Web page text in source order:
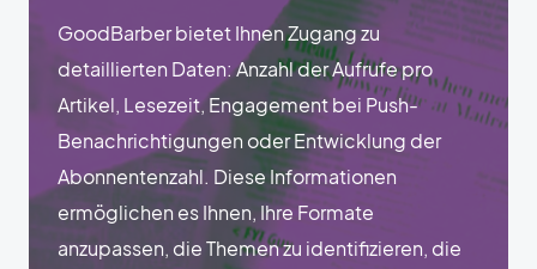
GoodBarber bietet Ihnen Zugang zu
detaillierten Daten: Anzahl der Aufrufe pro
Artikel, Lesezeit, Engagement bei Push-
Benachrichtigungen oder Entwicklung der
Abonnentenzahl. Diese Informationen
ermöglichen es Ihnen, Ihre Formate
anzupassen, die Themen zu identifizieren, die